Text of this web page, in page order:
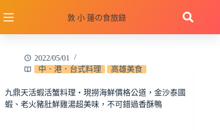
至
敦 小 蓮の食旅錄
2022/05/01
中．港．台式料理
高雄美食
九鼎天活蝦活蟹料理‧現撈海鮮價格公道，金沙泰國
蝦、老火豬肚鮮雞湯超美味，不可錯過香酥鴨